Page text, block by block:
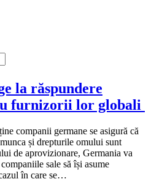
la răspundere
furnizorii lor globali
companii germane se asigură că
și drepturile omului sunt
de aprovizionare, Germania va
sale să își asume
în care se…